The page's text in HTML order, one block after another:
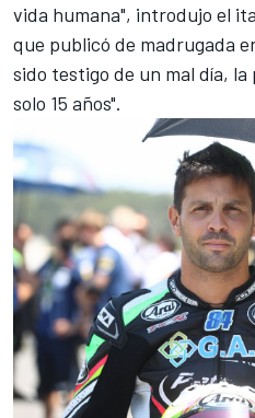
vida humana", introdujo el
que publicó de madrugada
sido testigo de un mal día,
solo 15 años".